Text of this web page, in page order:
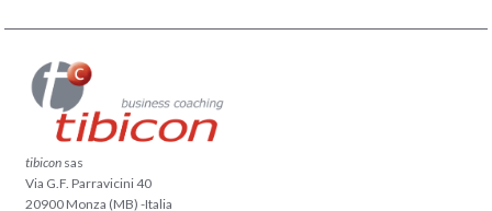
tibicon sas
Via G.F. Parravicini 40
20900 Monza (MB) -Italia